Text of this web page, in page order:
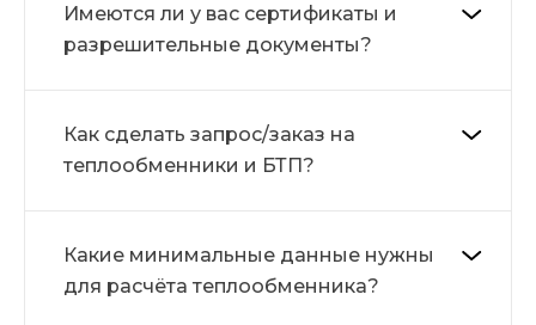
Имеются ли у вас сертификаты и
разрешительные документы?
Как сделать запрос/заказ на
теплообменники и БТП?
Какие минимальные данные нужны
для расчёта теплообменника?